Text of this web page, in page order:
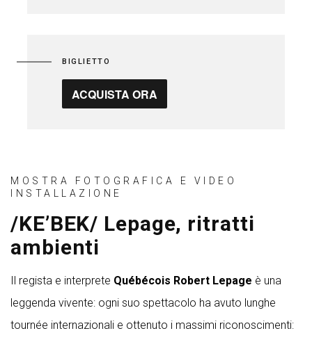
BIGLIETTO
ACQUISTA ORA
MOSTRA FOTOGRAFICA E VIDEO
INSTALLAZIONE
/KE’BEK/ Lepage, ritratti
ambienti
Il regista e interprete Québécois Robert Lepage è una
leggenda vivente: ogni suo spettacolo ha avuto lunghe
tournée internazionali e ottenuto i massimi riconoscimenti: